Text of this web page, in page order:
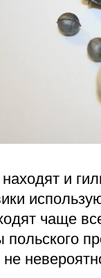
и
чаще
польского
не